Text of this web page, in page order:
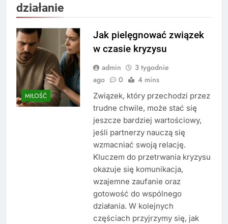
działanie
MIŁOŚĆ
Jak pielęgnować związek
w czasie kryzysu
admin
3 tygodnie
ago
0 4 mins
Związek, który przechodzi przez
trudne chwile, może stać się
jeszcze bardziej wartościowy,
jeśli partnerzy nauczą się
wzmacniać swoją relację.
Kluczem do przetrwania kryzysu
okazuje się komunikacja,
wzajemne zaufanie oraz
gotowość do wspólnego
działania. W kolejnych
częściach przyjrzymy się, jak